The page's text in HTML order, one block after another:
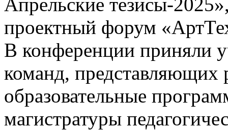
проектный форум
В конференции приняли
команд, представляющих
образовательные
магистратуры